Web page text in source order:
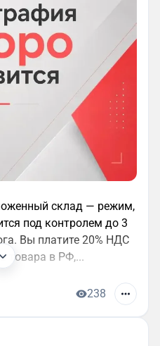
склад — режим,
под контролем до 3
Вы платите 20% НДС
товара в РФ,...
238